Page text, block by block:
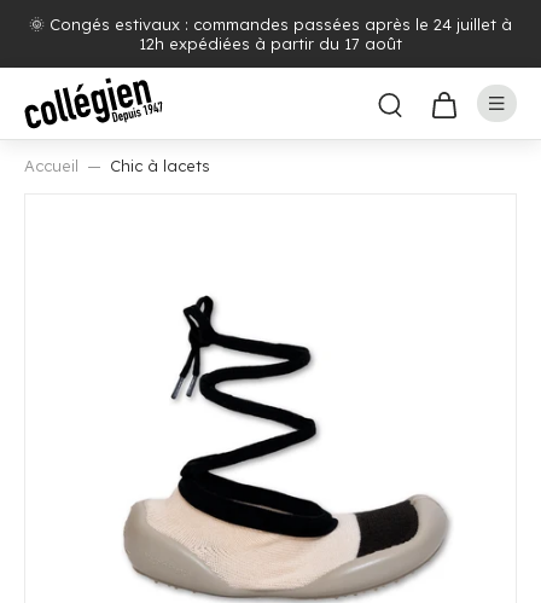
🌞 Congés estivaux : commandes passées après le 24 juillet à
12h expédiées à partir du 17 août
Accueil Chic à lacets